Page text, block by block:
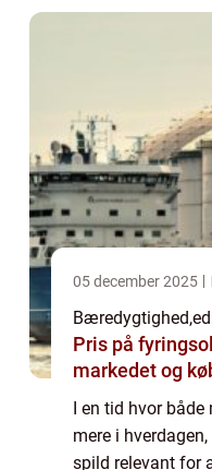
05 december 2025
Bæredygtighed,
Pris på
markedet og
I en tid hvor
mere i
spild relevant for